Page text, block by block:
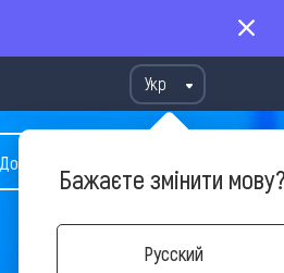
Укр
Бажаєте змінити
Русский
Допомога у виборі туру